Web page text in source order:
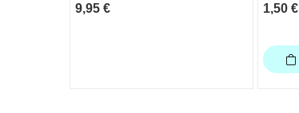
9,95 € 1,50 €